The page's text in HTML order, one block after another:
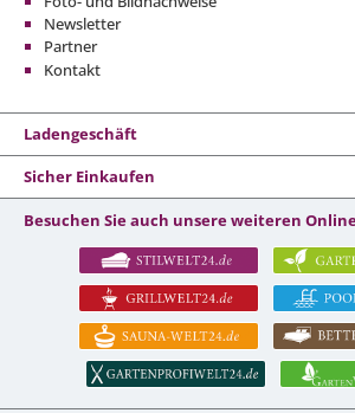
Newsletter
Partner
Kontakt
Ladengeschäft
Sicher Einkaufen
Besuchen Sie auch unsere weiteren